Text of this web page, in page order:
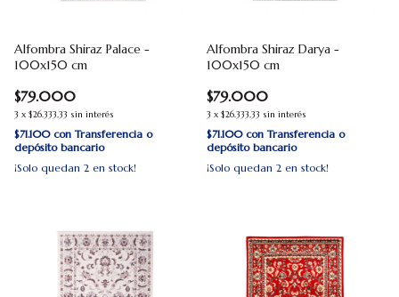
Alfombra Shiraz Palace -
100x150 cm
$79.000
3 x $26.333,33 sin interés
$71.100 con Transferencia o
depósito bancario
¡Solo quedan 2 en stock!
Alfombra Shiraz Darya -
100x150 cm
$79.000
3 x $26.333,33 sin interés
$71.100 con Transferencia o
depósito bancario
¡Solo quedan 2 en stock!